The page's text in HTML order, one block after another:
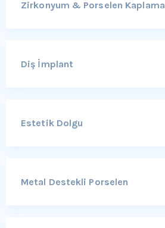
Zirkonyum & Porselen Kaplama
Diş İmplant
Estetik Dolgu
Metal Destekli Porselen